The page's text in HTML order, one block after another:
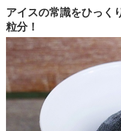
アイスの常識をひっく
粒分！